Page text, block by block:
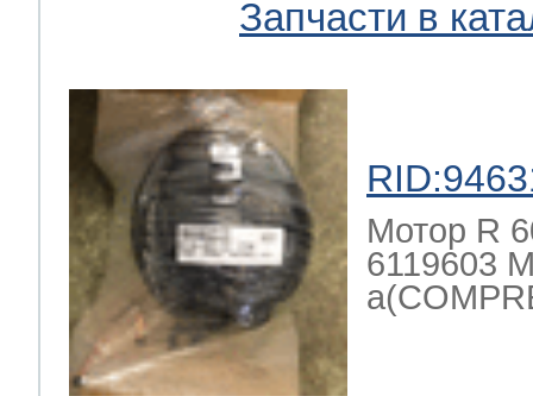
Запчасти в
Мотор R
6119603